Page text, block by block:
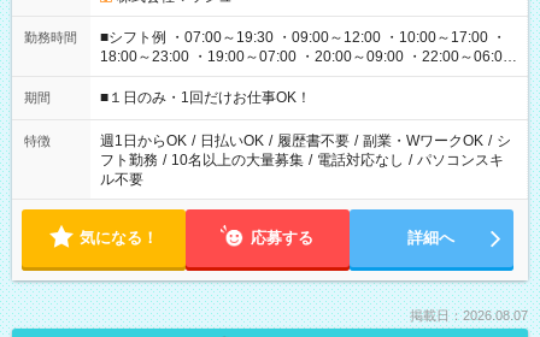
勤務時間
■シフト例 ・07:00～19:30 ・09:00～12:00 ・10:00～17:00 ・
18:00～23:00 ・19:00～07:00 ・20:00～09:00 ・22:00～06:00
etc ★最短で3時間で5,120円のお仕事から 15時間で2万円近く稼
げるお仕事も！ ご希望のお時間に合わせてご紹介！ ※シフトは
ください！
期間 ■１日のみ・1回だけお仕事OK！
特徴 週1日からOK / 日払いOK / 履歴書不要 / 副業・WワークOK / シ
フト勤務 / 10名以上の大量募集 / 電話対応なし / パソコンスキ
ル不要
気になる！ 応募する 詳細へ
掲載日：2026.08.07